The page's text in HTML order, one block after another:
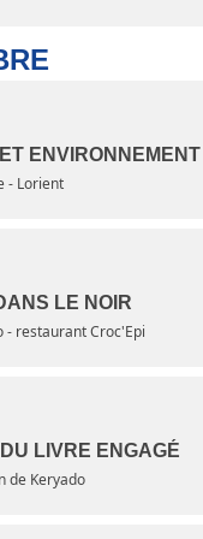
ENVIRONNEMENT
- Lorient
LE NOIR
- restaurant Croc'Epi
LIVRE ENGAGÉ
de Keryado